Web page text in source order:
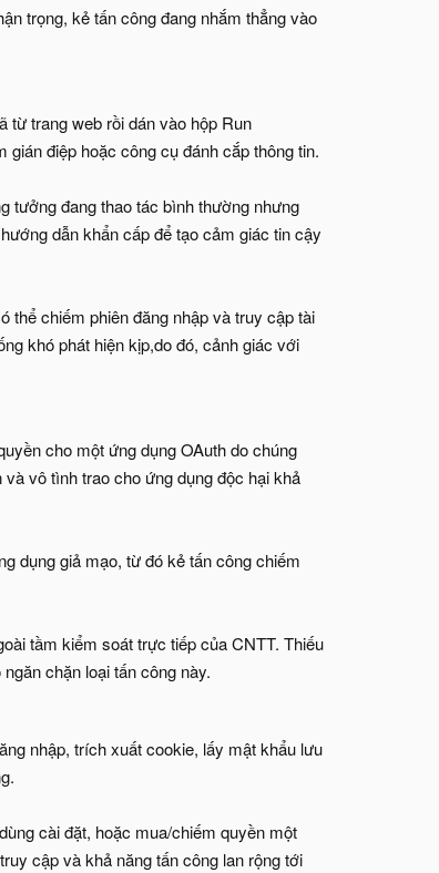
trọng, kẻ tấn công đang nhắm thẳng vào
từ trang web rồi dán vào hộp Run
điệp hoặc công cụ đánh cắp thông tin.
tưởng đang thao tác bình thường nhưng
dẫn khẩn cấp để tạo cảm giác tin cậy
thể chiếm phiên đăng nhập và truy cập tài
khó phát hiện kịp,do đó, cảnh giác với
cho một ứng dụng OAuth do chúng
vô tình trao cho ứng dụng độc hại khả
dụng giả mạo, từ đó kẻ tấn công chiếm
tầm kiểm soát trực tiếp của CNTT. Thiếu
chặn loại tấn công này.
nhập, trích xuất cookie, lấy mật khẩu lưu
cài đặt, hoặc mua/chiếm quyền một
cập và khả năng tấn công lan rộng tới